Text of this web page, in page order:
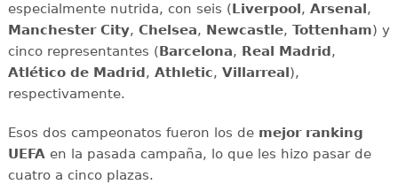
especialmente nutrida, con seis ( Liverpool , Arsenal ,
Manchester City, Chelsea, Newcastle, Tottenham) y
cinco representantes ( Barcelona, Real Madrid ,
Atlético de Madrid , Athletic, Villarreal ),
respectivamente.
Esos dos campeonatos fueron los de mejor ranking
UEFAen la pasada campaña, lo que les hizo pasar de
cuatro a cinco plazas.